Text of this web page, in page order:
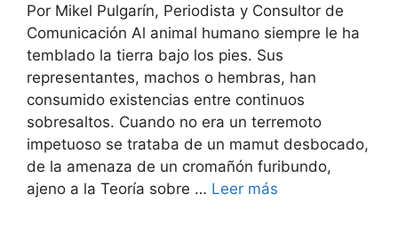
Por Mikel Pulgarín, Periodista y Consultor de
Comunicación Al animal humano siempre le ha
temblado la tierra bajo los pies. Sus
representantes, machos o hembras, han
consumido existencias entre continuos
sobresaltos. Cuando no era un terremoto
impetuoso se trataba de un mamut desbocado,
de la amenaza de un cromañón furibundo,
ajeno a la Teoría sobre … Leer más